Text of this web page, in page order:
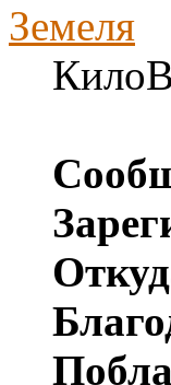
Земеля